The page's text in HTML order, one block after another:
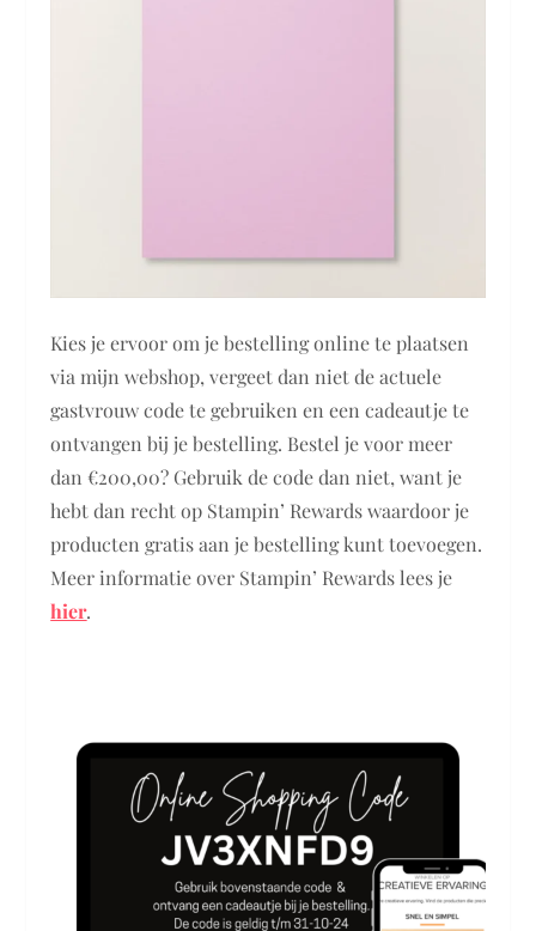
Kies je ervoor om je bestelling online te plaatsen
via mijn webshop, vergeet dan niet de actuele
gastvrouw code te gebruiken en een cadeautje te
ontvangen bij je bestelling. Bestel je voor meer
dan €200,00? Gebruik de code dan niet, want je
hebt dan recht op Stampin’ Rewards waardoor je
producten gratis aan je bestelling kunt toevoegen.
Meer informatie over Stampin’ Rewards lees je
hier.